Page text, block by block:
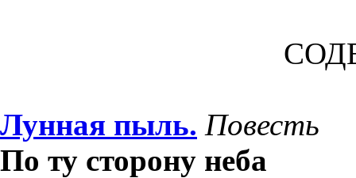
Лунная пыль. Повесть
По ту сторону неба